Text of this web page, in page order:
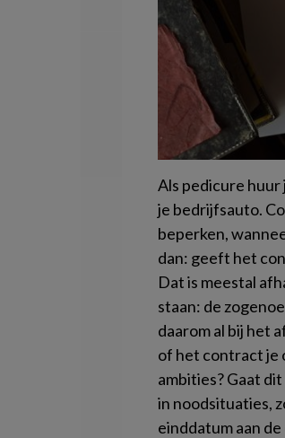
Als pedicure
je bedrijfsauto.
beperken,
dan: geeft het
Dat is meestal
staan: de
daarom al bij het
of het contract je
ambities? Gaat
in noodsituaties,
einddatum aan